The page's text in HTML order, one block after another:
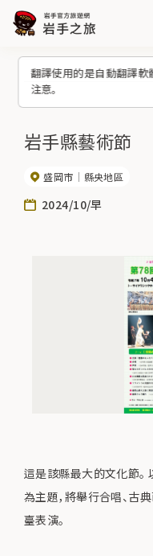
翻譯使用的是自動翻譯軟
注意。
岩手縣藝術節
盛岡市 縣央地區
2024/10/早
這是該縣最大的文化節。
為主題，將舉行合唱、古
臺表演。